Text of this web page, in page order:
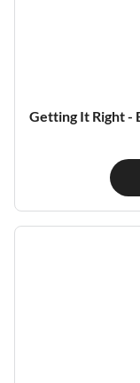
Getting It Right -